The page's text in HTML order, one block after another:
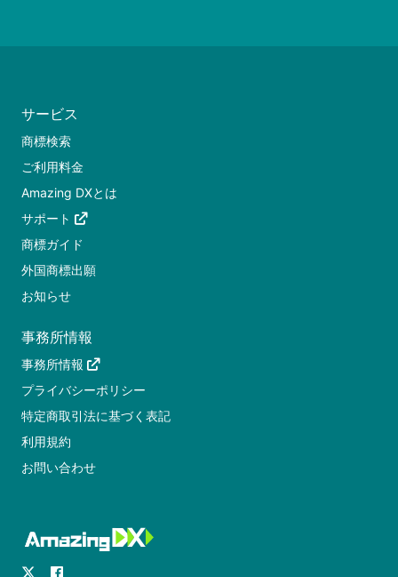
サービス
商標検索
ご利用料金
Amazing DXとは
サポート
商標ガイド
外国商標出願
お知らせ
事務所情報
事務所情報
プライバシーポリシー
特定商取引法に基づく表記
利用規約
お問い合わせ